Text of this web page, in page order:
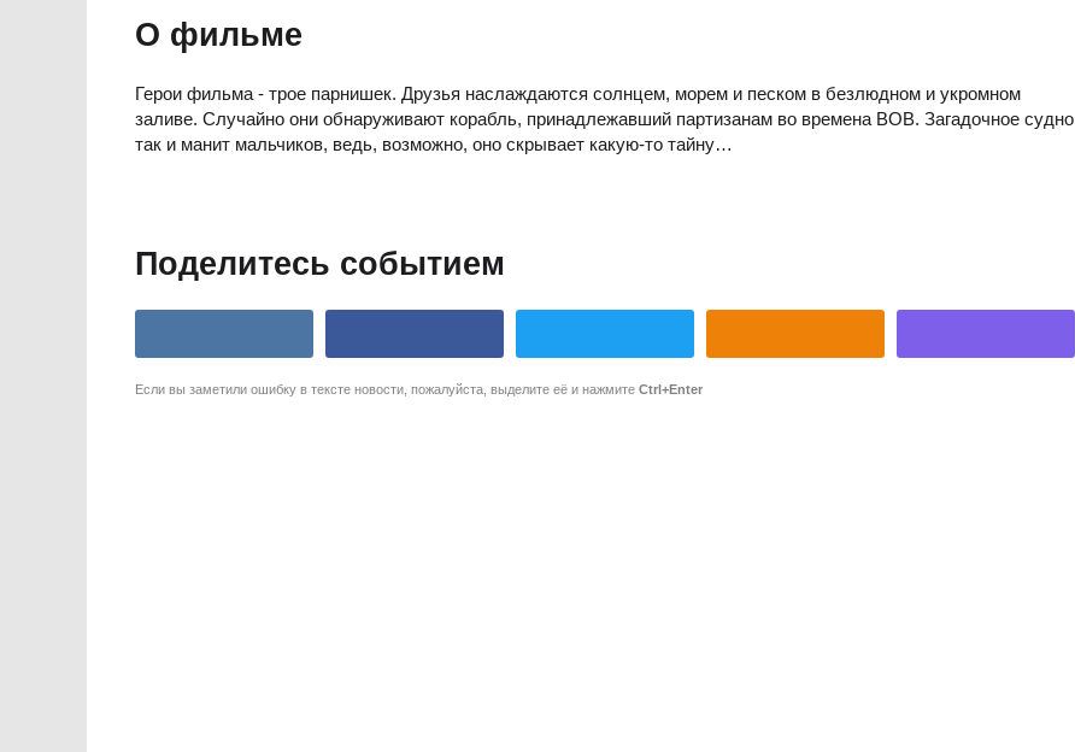
О фильме
Герои фильма - трое парнишек. Друзья наслаждаются солнцем, морем и песком в безлюдном и укромном
заливе. Случайно они обнаруживают корабль, принадлежавший партизанам во времена ВОВ. Загадочное судно
так и манит мальчиков, ведь, возможно, оно скрывает какую-то тайну…
Поделитесь событием
Если вы заметили ошибку в тексте новости, пожалуйста, выделите её и нажмите Ctrl+Enter